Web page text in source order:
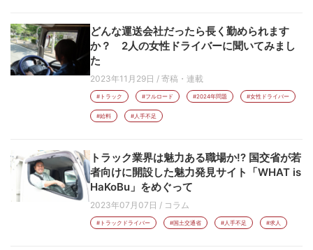
どんな運送会社だったら長く勤められます
か？ 2人の女性ドライバーに聞いてみまし
た
2023年11月29日 / 寄稿・連載
#トラック #フルロード #2024年問題 #女性ドライバー
#給料 #人手不足
トラック業界は魅力ある職場か!? 国交省が若
者向けに開設した魅力発見サイト「WHAT is
HaKoBu」をめぐって
2023年07月07日 / コラム
#トラックドライバー #国土交通省 #人手不足 #求人